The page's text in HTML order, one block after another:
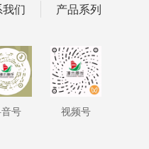
们 产品系列
号 视频号